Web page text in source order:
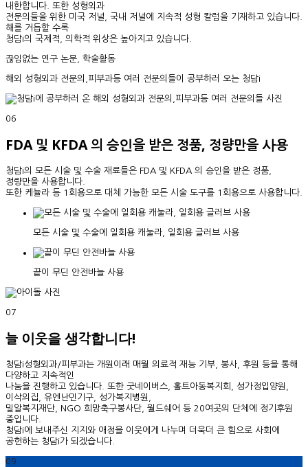
내한합니다. 또한 성형외과
전문의들을 위한 미국 저널, 국내 저널에 지속적 성형 칼럼을 기재하고 있습니다.
해를 거듭할 수록
청담i의 국제적, 의학적 위상은 높아지고 있습니다.
끊임없는 연구 논문, 학술활동
해외 성형외과 전문의,피부과등 여러 전문의들이 공부하러 오는 청담i
06
FDA 및 KFDA 의 승인을 받은 정품, 정량만을 사용
청담i의 모든 시술 및 수술 재료들은 FDA 및 KFDA 의 승인을 받은 정품,
정량만을 사용합니다.
또한 케뉼라 등 1회용으로 대체 가능한 모든 시술 도구를 1회용으로 사용합니다.
모든 시술 및 수술에 일회용 캐눌라, 일회용 글러브 사용
끝이 무딘 안전바늘 사용
07
늘 이웃을 생각합니다!
청담i성형외과/피부과는 개원이래 매월 의료적 재능 기부, 봉사, 후원 등을 통해
다양하고 지속적인
나눔을 진행하고 있습니다. 또한 굿네이버스, 홀트아동복지회, 성가정입양원,
이삭의집, 유엔난민기구, 성가복지병원,
밀알복지재단, NGO 희망축구봉사단, 월드쉐어 등 20여곳의 단체에 정기후원
중입니다.
청담i에 보내주신 지지와 애정을 이웃에게 나누며 더욱더 큰 힘으로 사회에
공헌하는 청담i가 되겠습니다.
09